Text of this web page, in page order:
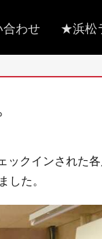
合わせ ★浜松
ックインされた
た。